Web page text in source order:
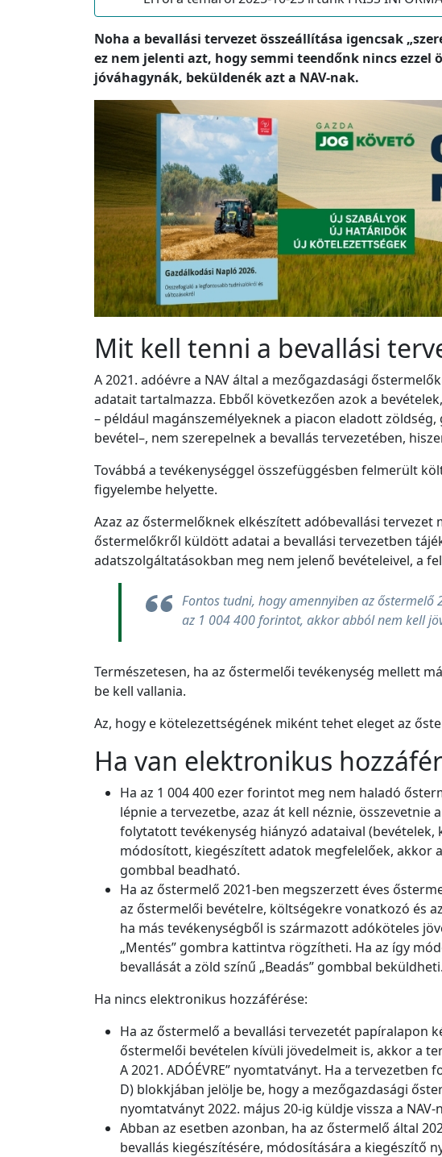
Noha a bevallási tervezet összeállítása igencsak
ez nem jelenti azt, hogy semmi teendőnk nincs
jóváhagynák, beküldenék azt a NAV-nak.
Mit kell tenni a bevallási
A 2021. adóévre a NAV által a mezőgazdasági
adatait tartalmazza. Ebből következően azok a
– például magánszemélyeknek a piacon eladott
bevétel–, nem szerepelnek a bevallás tervezetében,
Továbbá a tevékenységgel összefüggésben felmerült
figyelembe helyette.
Azaz az őstermelőknek elkészített adóbevallási
őstermelőkről küldött adatai a bevallási tervezetben
adatszolgáltatásokban meg nem jelenő bevételeivel, a
Fontos tudni, hogy amennyiben az őstermelő
az 1 004 400 forintot, akkor abból nem kell
Természetesen, ha az őstermelői tevékenység mellett
be kell vallania.
Az, hogy e kötelezettségének miként tehet eleget az
Ha van elektronikus
Ha az 1 004 400 ezer forintot meg nem haladó
lépnie a tervezetbe, azaz át kell néznie,
folytatott tevékenység hiányzó adataival
módosított, kiegészített adatok megfelelőek, akkor a
gombbal beadható.
Ha az őstermelő 2021-ben megszerzett éves
az őstermelői bevételre, költségekre vonatkozó és
ha más tevékenységből is származott adóköteles
„Mentés” gombra kattintva rögzítheti. Ha az így
bevallását a zöld színű „Beadás” gombbal beküldheti.
Ha nincs elektronikus hozzáférése:
Ha az őstermelő a bevallási tervezetét papíralapon
őstermelői bevételen kívüli jövedelmeit is, akkor a
A 2021. ADÓÉVRE” nyomtatványt. Ha a
D) blokkjában jelölje be, hogy a mezőgazdasági
nyomtatványt 2022. május 20-ig küldje vissza a NAV-
Abban az esetben azonban, ha az őstermelő által
bevallás kiegészítésére, módosítására a kiegészítő